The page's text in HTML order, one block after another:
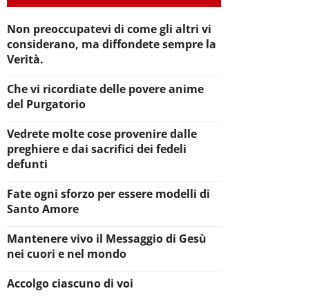
Non preoccupatevi di come gli altri vi
considerano, ma diffondete sempre la
Verità.
Che vi ricordiate delle povere anime
del Purgatorio
Vedrete molte cose provenire dalle
preghiere e dai sacrifici dei fedeli
defunti
Fate ogni sforzo per essere modelli di
Santo Amore
Mantenere vivo il Messaggio di Gesù
nei cuori e nel mondo
Accolgo ciascuno di voi